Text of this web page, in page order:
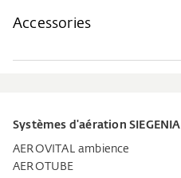
Accessories
Systèmes d'aération SIEGENIA
AEROVITAL ambience
AEROTUBE